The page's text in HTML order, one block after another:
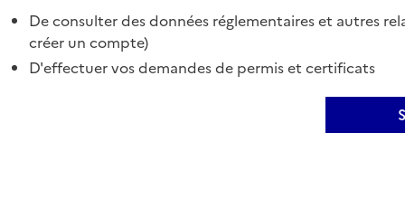
De consulter des données réglementaires et autres
créer un compte)
D'effectuer vos demandes de permis et certificats